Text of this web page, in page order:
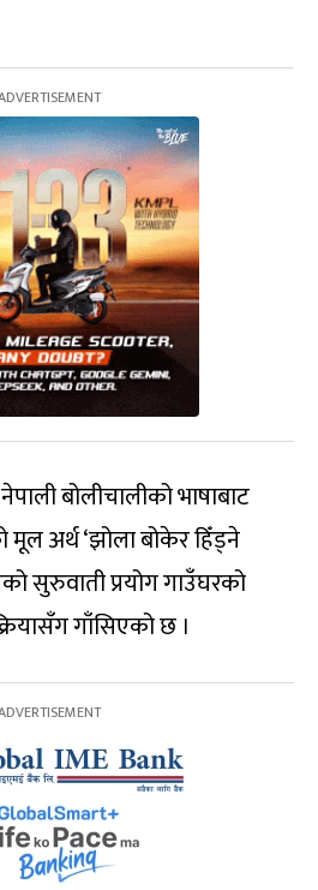
बोलीचालीको भाषाबाट
अर्थ ‘झोला बोकेर हिँड्ने
सुरुवाती प्रयोग गाउँघरको
गाँसिएको छ ।